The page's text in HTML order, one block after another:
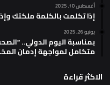
أغسطس 10, 2025
إذا تكلمت بالكلمة ملكتك
يونيو 26, 2025
بمناسبة اليوم الدولي..
متكامل لمواجهة إدمان
الاكثر قراءة